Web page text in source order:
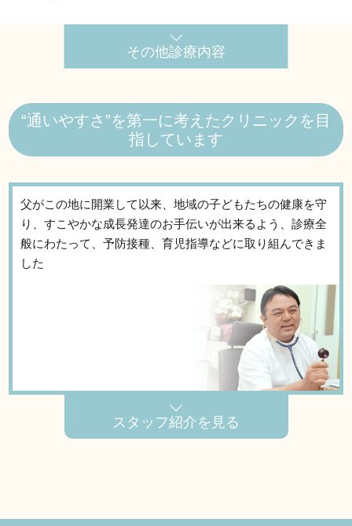
その他診療内容
“通いやすさ”を第一に考えたクリニックを目
指しています
父がこの地に開業して以来、地域の子どもたちの健康を守
り、すこやかな成長発達のお手伝いが出来るよう、診療全
般にわたって、予防接種、育児指導などに取り組んできま
した
スタッフ紹介を見る